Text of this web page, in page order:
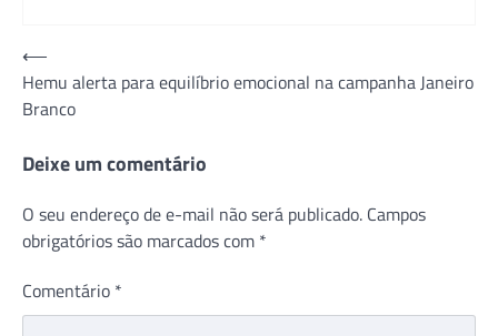
Navegação
de
Post
⟵
Hemu alerta para equilíbrio emocional na campanha Janeiro
Branco
Deixe um comentário
O seu endereço de e-mail não será publicado. Campos
obrigatórios são marcados com *
Comentário *